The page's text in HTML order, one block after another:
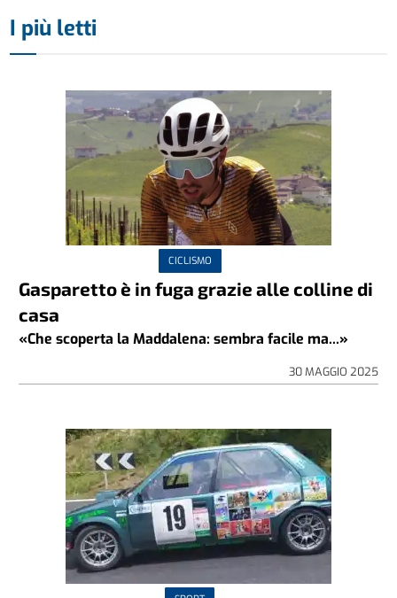
I più letti
CICLISMO
Gasparetto è in fuga grazie alle colline di
casa
«Che scoperta la Maddalena: sembra facile ma...»
30 MAGGIO 2025